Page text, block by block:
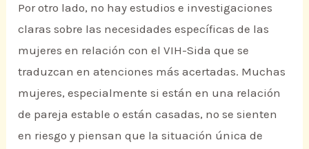
Por otro lado, no hay estudios e investigaciones
claras sobre las necesidades específicas de las
mujeres en relación con el VIH-Sida que se
traduzcan en atenciones más acertadas. Muchas
mujeres, especialmente si están en una relación
de pareja estable o están casadas, no se sienten
en riesgo y piensan que la situación única de